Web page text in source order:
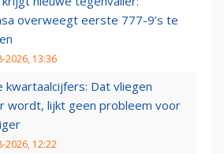
overweegt eerste 777-9’s te
2026, 13:36
kwartaalcijfers: Dat vliegen
wordt, lijkt geen probleem voor
2026, 12:22